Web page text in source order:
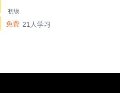
初级
免费 21人学习